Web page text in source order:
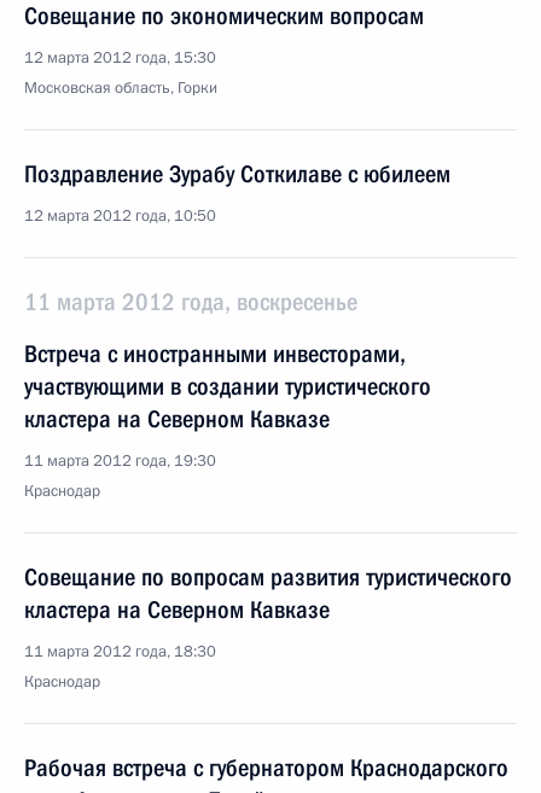
Совещание по экономическим вопросам
12 марта 2012 года, 15:30
Московская область, Горки
Поздравление Зурабу Соткилаве с юбилеем
12 марта 2012 года, 10:50
11 марта 2012 года, воскресенье
Встреча с иностранными инвесторами,
участвующими в создании туристического
кластера на Северном Кавказе
11 марта 2012 года, 19:30
Краснодар
Совещание по вопросам развития туристического
кластера на Северном Кавказе
11 марта 2012 года, 18:30
Краснодар
Рабочая встреча с губернатором Краснодарского